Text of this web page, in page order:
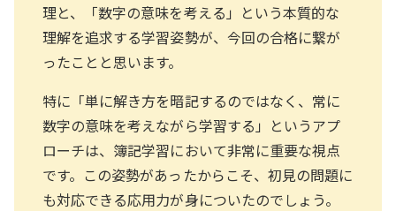
理と、「数字の意味を考える」という本質的な
理解を追求する学習姿勢が、今回の合格に繋が
ったことと思います。
特に「単に解き方を暗記するのではなく、常に
数字の意味を考えながら学習する」というアプ
ローチは、簿記学習において非常に重要な視点
です。この姿勢があったからこそ、初見の問題に
も対応できる応用力が身についたのでしょう。